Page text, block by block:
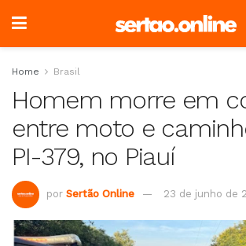
Home Brasil
Homem morre em
entre moto e
PI-379, no Piauí
por Sertão Online 23 de junho de